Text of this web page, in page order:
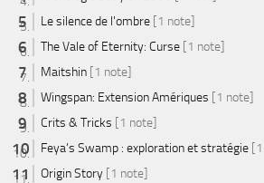
Le silence de l'ombre [1 note]
The Vale of Eternity: Curse [1 note]
Maitshin [1 note]
Wingspan: Extension Amériques [1 note]
Crits & Tricks [1 note]
Feya’s Swamp : exploration et stratégie
Origin Story [1 note]